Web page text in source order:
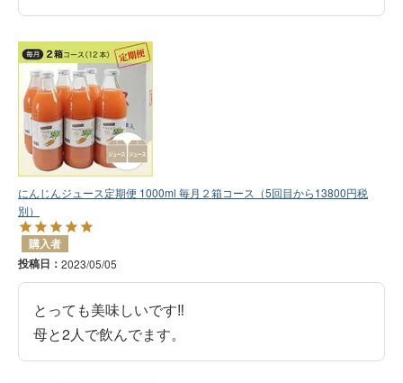
にんじんジュース定期便 1000ml 毎月２箱コース（5回目から13800円税
別）
購入者
投稿日
2023/05/05
とっても美味しいです‼️
母と2人で飲んでます。